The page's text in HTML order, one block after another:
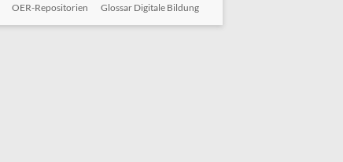
OER-Repositorien Glossar Digitale Bildung